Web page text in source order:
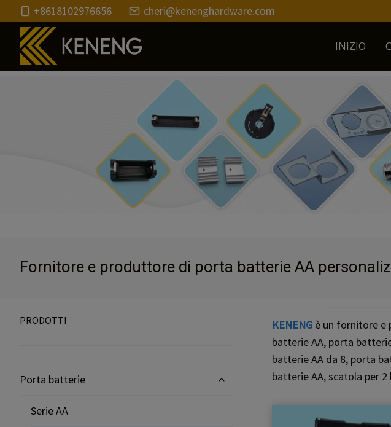
Salta
al
contenuto
+8618102976656 cheri@kenenghardware.com
INIZIO
Fornitore e produttore di porta batterie AA
KENENGè un fornitore e
batterie AA, porta
batterie AA da 8, porta
batterie AA, scatola per
PRODOTTI
Porta batterie
il
Serie AA